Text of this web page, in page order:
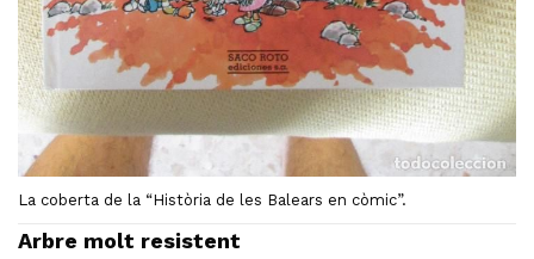
La coberta de la “Història de les Balears en còmic”.
Arbre molt resistent